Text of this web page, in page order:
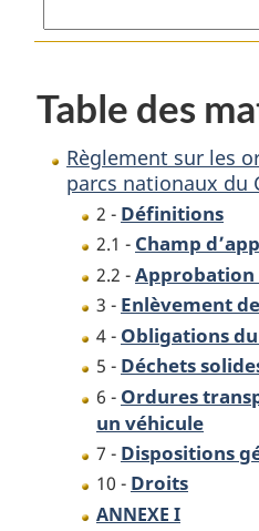
Canada
Table des
Règlement sur les
parcs nationaux du
2 - Définitions
2.1 - Champ
2.2 -Approbation
3 - Enlèvement
4 - Obligations
5 - Déchets
6 - Ordures
un véhicule
7 - Dispositions
10 - Droits
ANNEXE I